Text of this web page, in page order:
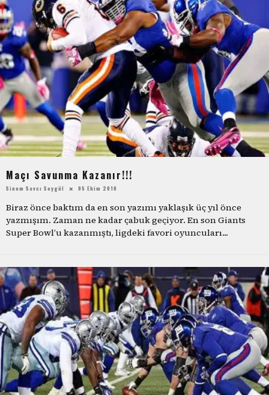
Maçı Savunma Kazanır!!!
Sinem Savcı Soygül 05 Ekim 2010
Biraz önce baktım da en son yazımı yaklaşık üç yıl önce
yazmışım. Zaman ne kadar çabuk geçiyor. En son Giants
Super Bowl’u kazanmıştı, ligdeki favori oyuncuları...